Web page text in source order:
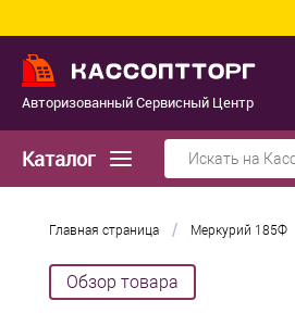
Авторизованный Сервисный Центр
Каталог
Главная страница / Меркурий 185Ф
Обзор товара